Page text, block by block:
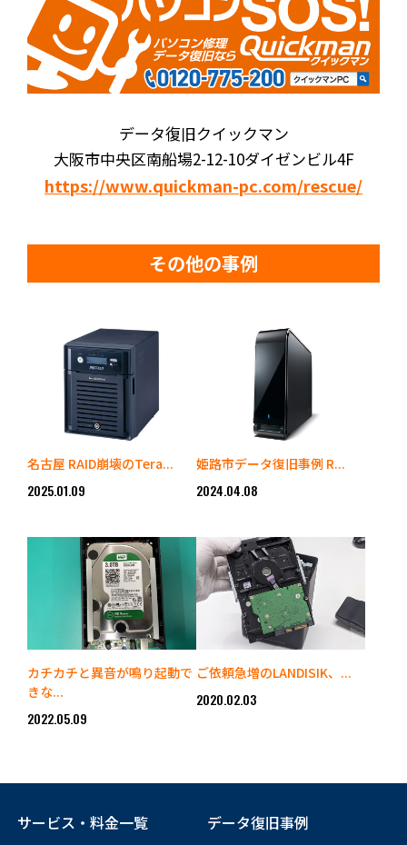
データ復旧クイックマン
大阪市中央区南船場2-12-10ダイゼンビル4F
https://www.quickman-pc.com/rescue/
その他の事例
名古屋 RAID崩壊のTera...
2025.01.09
姫路市データ復旧事例 R...
2024.04.08
カチカチと異音が鳴り起動で
きな...
2022.05.09
ご依頼急増のLANDISIK、...
2020.02.03
サービス・料金一覧
データ復旧事例